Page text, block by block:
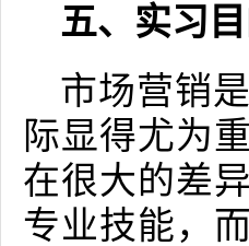
五、实习
市场营销
际显得尤为
在很大的差
专业技能，